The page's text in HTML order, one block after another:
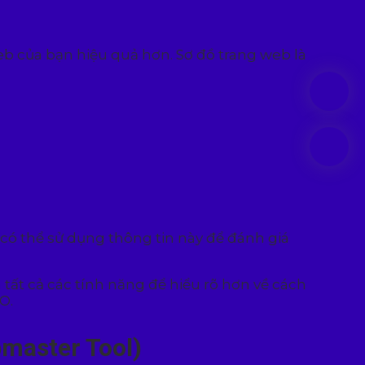
của bạn hiệu quả hơn. Sơ đồ trang web là
thể sử dụng thông tin này để đánh giá
cả các tính năng để hiểu rõ hơn về cách
Tool)